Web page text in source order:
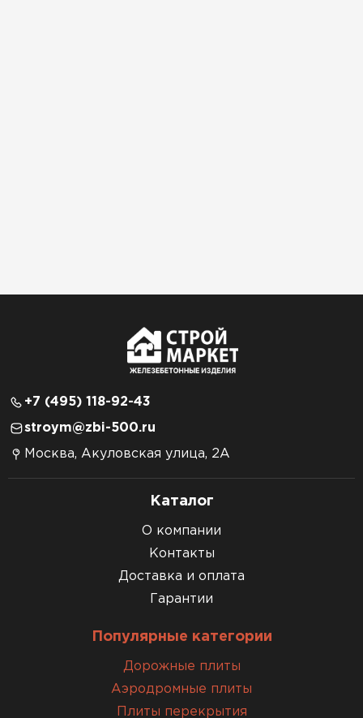
+7 (495) 118-92-43
stroym@zbi-500.ru
Москва, Акуловская улица, 2А
Каталог
О компании
Контакты
Доставка и оплата
Гарантии
Популярные категории
Дорожные плиты
Аэродромные плиты
Плиты перекрытия